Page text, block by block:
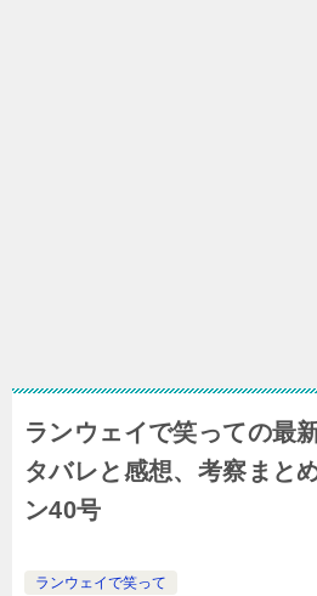
ランウェイで笑っての最
タバレと感想、考察まと
ン40号
ランウェイで笑って